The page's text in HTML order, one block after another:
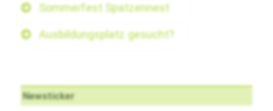
Sommerfest Spatzennest
Ausbildungsplatz gesucht?
Newsticker